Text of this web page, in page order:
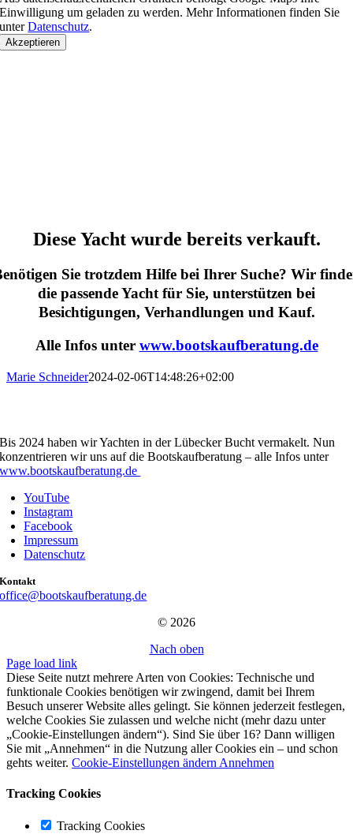
Einwilligung um geladen zu werden. Mehr Informationen finden Sie
unterDatenschutz.
Akzeptieren
Diese Yacht wurde bereits verkauft.
Sie trotzdem Hilfe bei Ihrer Suche? Wir
die passende Yacht für Sie, unterstützen bei
Besichtigungen, Verhandlungen und Kauf.
Alle Infos unter www.bootskaufberatung.de
Marie Schneider2024-02-06T14:48:26+02:00
Bis 2024 haben wir Yachten in der Lübecker Bucht vermakelt. Nun
konzentrieren wir uns auf die Bootskaufberatung – alle Infos unter
www.bootskaufberatung.de
YouTube
Instagram
Facebook
Impressum
Datenschutz
Kontakt
office@bootskaufberatung.de
© 2026
Nach oben
Page load link
Diese Seite nutzt mehrere Arten von Cookies: Technische und
funktionale Cookies benötigen wir zwingend, damit bei Ihrem
Besuch unserer Website alles gelingt. Sie können jederzeit festlegen,
welche Cookies Sie zulassen und welche nicht (mehr dazu unter
„Cookie-Einstellungen ändern“). Sind Sie über 16? Dann willigen
Sie mit „Annehmen“ in die Nutzung aller Cookies ein – und schon
gehts weiter. Cookie-Einstellungen ändern Annehmen
Tracking Cookies
Tracking Cookies